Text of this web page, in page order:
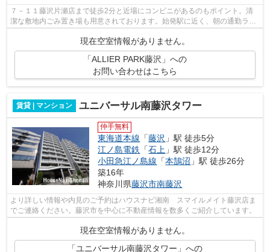
７－１１藤沢片瀬店まで徒歩2分と近場にコンビニがあるのもポイント。清
潔な敷地内ごみ置き場も用意されております。始発駅に近く、朝の通勤ラッ
シュでも座席に座りやすいです。ご利用...
現在空室情報がありません。
「ALLIER PARK藤沢」への
お問い合わせはこちら
賃貸 | マンション ユニバーサル南藤沢タワー
仲手無料
東海道本線 「藤沢 」駅 徒歩5分
江ノ島電鉄 「石上 」駅 徒歩12分
小田急江ノ島線 「本鵠沼 」駅 徒歩26分
築16年
神奈川県藤沢市南藤沢
より詳しい情報や内見のご予約はハウスナビ湘南 スマイルメイト藤沢店ま
でご連絡ください。藤沢市を中心に不動産情報を数多くご紹介しています。
現在空室情報がありません。
「ユニバーサル南藤沢タワー」への